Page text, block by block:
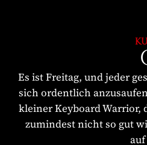
Es ist Freitag, und jeder
sich ordentlich
kleiner Keyboard Warrior,
zumindest nicht so gut
auf